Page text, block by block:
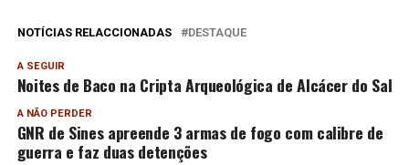
NOTÍCIAS RELACCIONADAS DESTAQUE
A SEGUIR
Noites de Baco na Cripta Arqueológica de Alcácer do Sal
A NÃO PERDER
GNR de Sines apreende 3 armas de fogo com calibre de
guerra e faz duas detenções